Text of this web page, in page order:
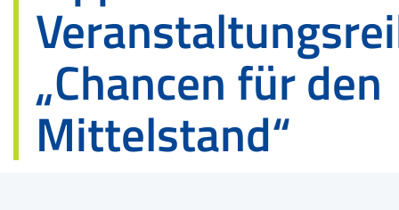
„Chancen für den
Mittelstand“